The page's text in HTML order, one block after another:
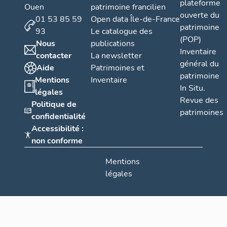
Ouen
01 53 85 59
93
Nous
contacter
Aide
Mentions
légales
Politique de
confidentialité
Accessibilité :
non conforme
patrimoine francilien
Open data Île-de-France
Le catalogue des
publications
La newsletter
Patrimoines et
Inventaire
plateforme
ouverte du
patrimoine
(POP)
Inventaire
général du
patrimoine
In Situ.
Revue des
patrimoines
Mentions
légales